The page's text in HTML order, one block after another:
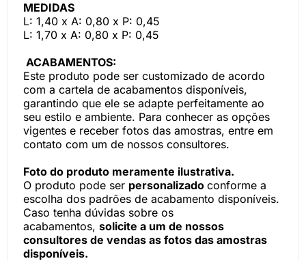
MEDIDAS
L: 1,40 x A: 0,80 x P: 0,45
L: 1,70 x A: 0,80 x P: 0,45
ACABAMENTOS:
Este produto pode ser customizado de acordo
com a cartela de acabamentos disponíveis,
garantindo que ele se adapte perfeitamente ao
seu estilo e ambiente. Para conhecer as opções
vigentes e receber fotos das amostras, entre em
contato com um de nossos consultores.
Foto do produto meramente ilustrativa.
O produto pode ser personalizado conforme a
escolha dos padrões de acabamento disponíveis.
Caso tenha dúvidas sobre os
acabamentos, solicite a um de nossos
consultores de vendas as fotos das amostras
disponíveis.